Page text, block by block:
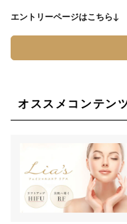
エントリーページはこちら↓
オススメコンテン